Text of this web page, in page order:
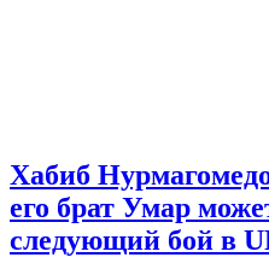
Хабиб
его брат Умар
следующий бой в